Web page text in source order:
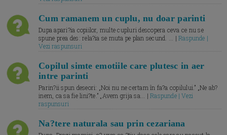
Cum ramanem un cuplu, nu doar parinti
Dupa apari?ia copiilor, multe cupluri descopera ceva ce nu se
spune prea des: rela?ia se muta pe plan secund. ... |Raspunde |
Vezi raspunsuri
Copilul simte emotiile care plutesc in aer
intre parinti
Parin?ii spun deseori: „Noi nu ne certam în fa?a copilului.” „Ne ab?
inem, ca sa fie lini?te.” „Avem grija sa... |Raspunde | Vezi
raspunsuri
Na?tere naturala sau prin cezariana